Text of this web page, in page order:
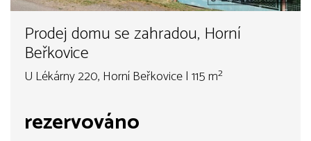
Prodej domu se zahradou, Horní
Beřkovice
U Lékárny 220, Horní Beřkovice | 115 m²
rezervováno